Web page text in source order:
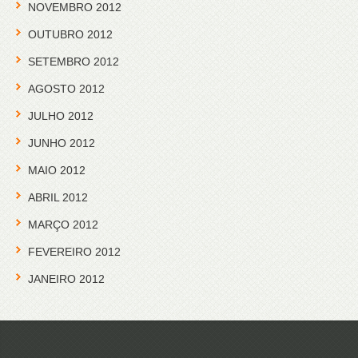
NOVEMBRO 2012
OUTUBRO 2012
SETEMBRO 2012
AGOSTO 2012
JULHO 2012
JUNHO 2012
MAIO 2012
ABRIL 2012
MARÇO 2012
FEVEREIRO 2012
JANEIRO 2012